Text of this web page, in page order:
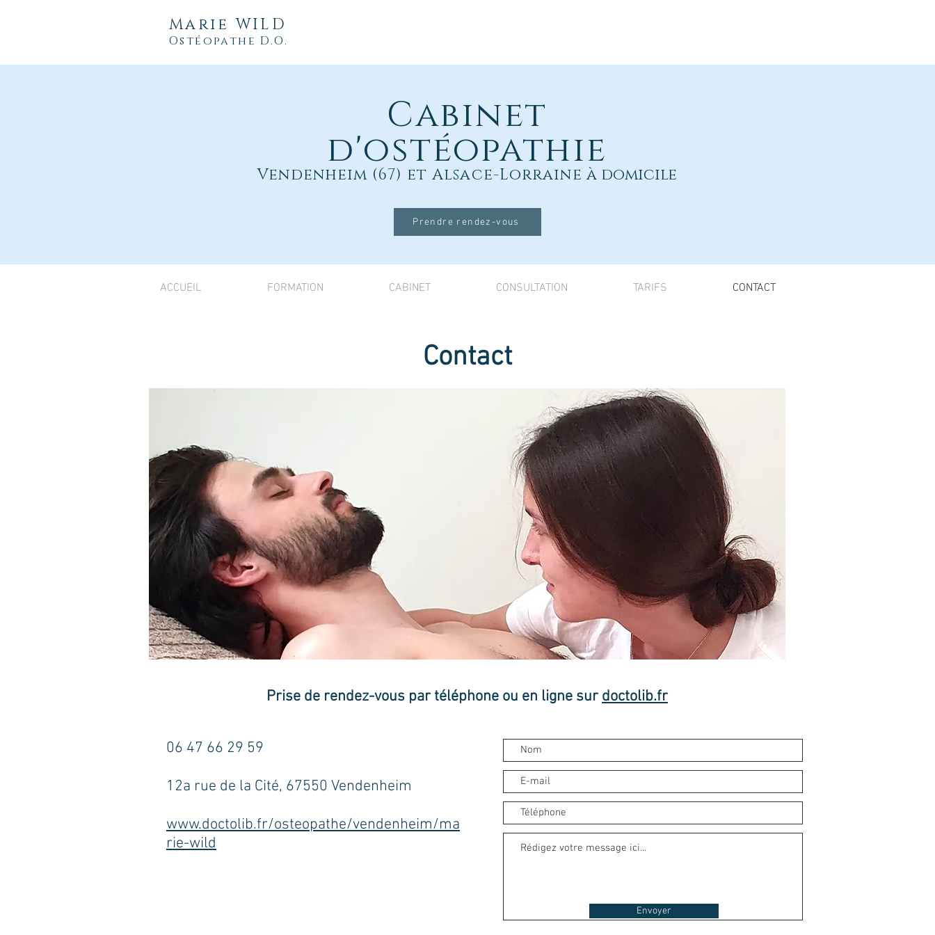
Marie WILD
Ostéopathe D.O.
Cabinet
d'ostéopathie
Vendenheim (67) et Alsace-Lorraine à domicile
Prendre rendez-vous
ACCUEIL FORMATION CABINET CONSULTATION TARIFS CONTACT
Contact
Prise de rendez-vous par téléphone ou en ligne surdoctolib.fr
06 47 66 29 59
12a rue de la Cité, 67550 Vendenheim
www.doctolib.fr/osteopathe/vendenheim/ma
rie-wild
Envoyer